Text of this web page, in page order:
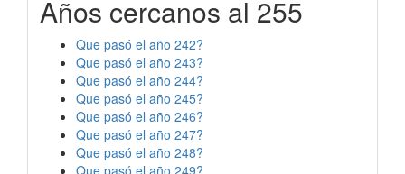
Años cercanos al 255
Que pasó el año 242?
Que pasó el año 243?
Que pasó el año 244?
Que pasó el año 245?
Que pasó el año 246?
Que pasó el año 247?
Que pasó el año 248?